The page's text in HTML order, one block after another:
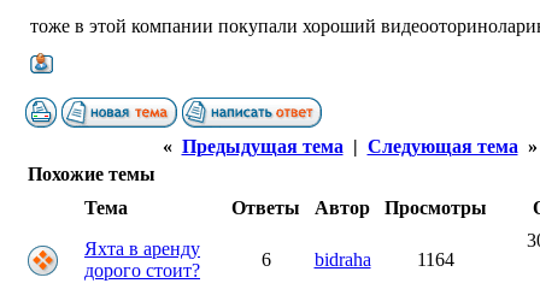
тоже в этой компании покупали хороший
« Предыдущая тема | Следующая тема »
Похожие темы
Тема
Ответы Автор Просмотры
Яхта в аренду
дорого стоит?
6 bidraha 1164